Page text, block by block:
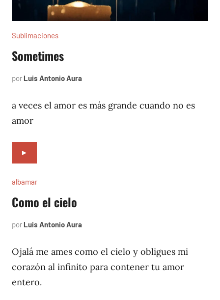
Sublimaciones
Sometimes
por Luis Antonio Aura
2022
a veces el amor es más grande cuando no es
amor
►
albamar
Como el cielo
por Luis Antonio Aura
1996
Ojalá me ames como el cielo y obligues mi
corazón al infinito para contener tu amor
entero.